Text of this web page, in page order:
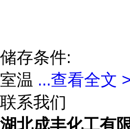
储存条件:
室温 ...查看全文
联系我们
湖北成丰化工有